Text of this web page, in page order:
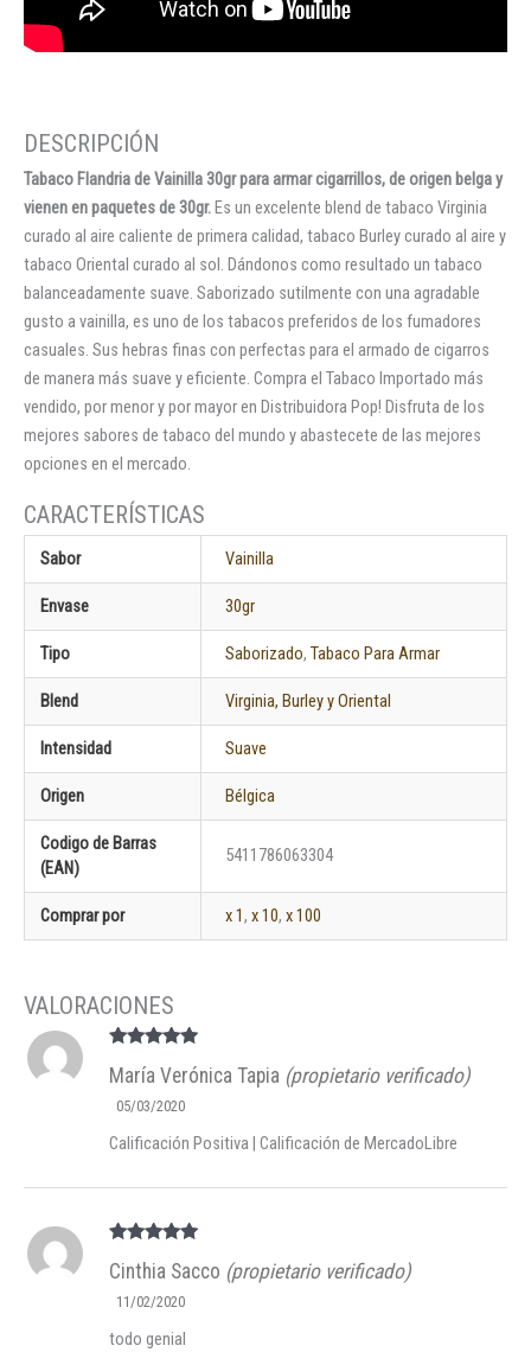
Tabaco Flandria de Vainilla 30gr para armar cigarrillos, de origen belga y
vienen en paquetes de 30gr.Es un excelente blend de tabaco Virginia
curado al aire caliente de primera calidad, tabaco Burley curado al aire y
tabaco Oriental curado al sol. Dándonos como resultado un tabaco
balanceadamente suave. Saborizado sutilmente con una agradable
gusto a vainilla, es uno de los tabacos preferidos de los fumadores
casuales. Sus hebras finas con perfectas para el armado de cigarros
de manera más suave y eficiente. Compra el Tabaco Importado más
vendido, por menor y por mayor en Distribuidora Pop! Disfruta de los
mejores sabores de tabaco del mundo y abastecete de las mejores
opciones en el mercado.
Sabor Vainilla
Envase 30gr
Tipo Saborizado, Tabaco Para Armar
Blend Virginia, Burley y Oriental
Intensidad Suave
Origen Bélgica
Codigo de Barras
(EAN)
5411786063304
Comprar por x 1, x 10, x 100
5de 5
María Verónica Tapia (propietario verificado)
05/03/2020
Calificación Positiva | Calificación de MercadoLibre
5de 5
Cinthia Sacco (propietario verificado)
11/02/2020
todo genial